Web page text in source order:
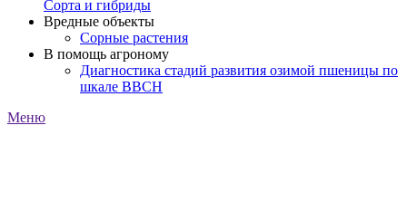
Сорта и гибриды
Вредные объекты
Сорные растения
В помощь агроному
Диагностика стадий развития озимой пшеницы по
шкале ВВСН
Меню